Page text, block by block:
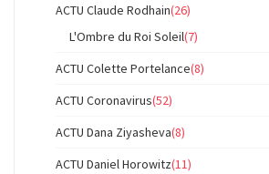
ACTU Claude Rodhain(26)
L'Ombre du Roi Soleil(7)
ACTU Colette Portelance(8)
ACTU Coronavirus(52)
ACTU Dana Ziyasheva(8)
ACTU Daniel Horowitz(11)